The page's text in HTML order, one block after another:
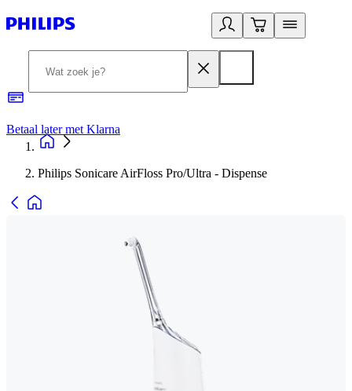
Betaal later met Klarna
Philips Sonicare AirFloss Pro/Ultra - Dispense